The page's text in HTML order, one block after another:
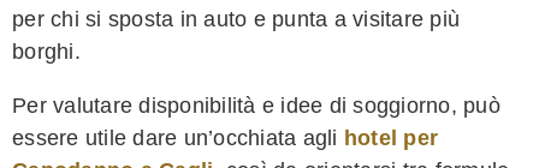
per chi si sposta in auto e punta a visitare più
borghi.
Per valutare disponibilità e idee di soggiorno, può
essere utile dare un’occhiata agli hotel per